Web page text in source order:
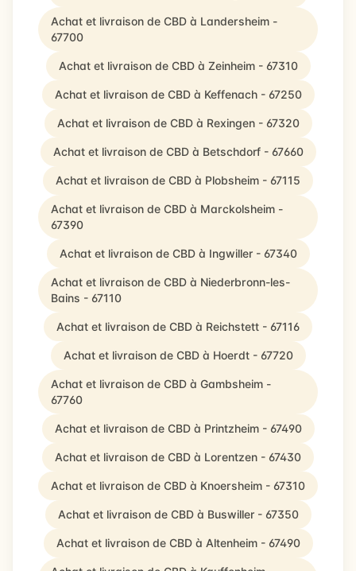
Achat et livraison de CBD à Landersheim -
67700
Achat et livraison de CBD à Zeinheim - 67310
Achat et livraison de CBD à Keffenach - 67250
Achat et livraison de CBD à Rexingen - 67320
Achat et livraison de CBD à Betschdorf - 67660
Achat et livraison de CBD à Plobsheim - 67115
Achat et livraison de CBD à Marckolsheim -
67390
Achat et livraison de CBD à Ingwiller - 67340
Achat et livraison de CBD à Niederbronn-les-
Bains - 67110
Achat et livraison de CBD à Reichstett - 67116
Achat et livraison de CBD à Hoerdt - 67720
Achat et livraison de CBD à Gambsheim -
67760
Achat et livraison de CBD à Printzheim - 67490
Achat et livraison de CBD à Lorentzen - 67430
Achat et livraison de CBD à Knoersheim - 67310
Achat et livraison de CBD à Buswiller - 67350
Achat et livraison de CBD à Altenheim - 67490